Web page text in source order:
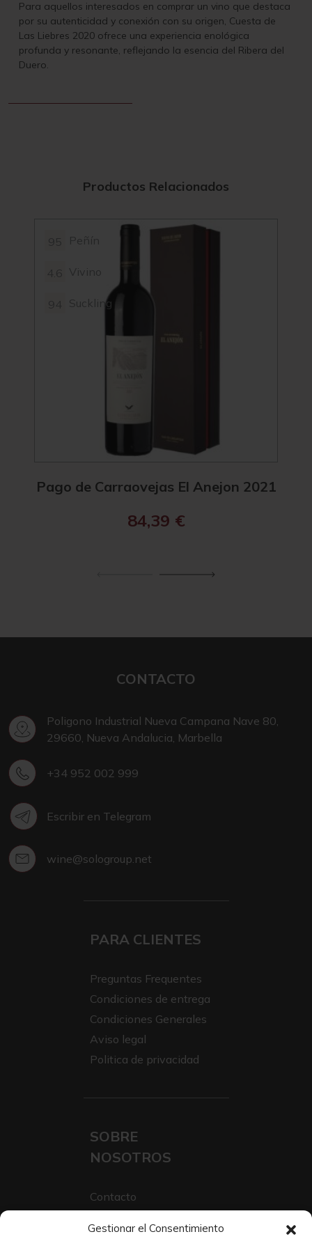
Gestionar el Consentimiento
Para aquellos interesados en comprar un vino que destaca
por su autenticidad y conexión con su origen, Cuesta de
Las Liebres 2020 ofrece una experiencia enológica
profunda y resonante, reflejando la esencia del Ribera del
Duero.
Productos Relacionados
Peñín
Vivino
Suckling
Pago de Carraovejas El Anejon 2021
84,39 €
CONTACTO
Poligono Industrial Nueva Campana Nave 80,
29660, Nueva Andalucia, Marbella
+34 952 002 999
Escribir en Telegram
wine@sologroup.net
PARA CLIENTES
Preguntas Frequentes
Condiciones de entrega
Condiciones Generales
Aviso legal
Politica de privacidad
SOBRE
NOSOTROS
Contacto